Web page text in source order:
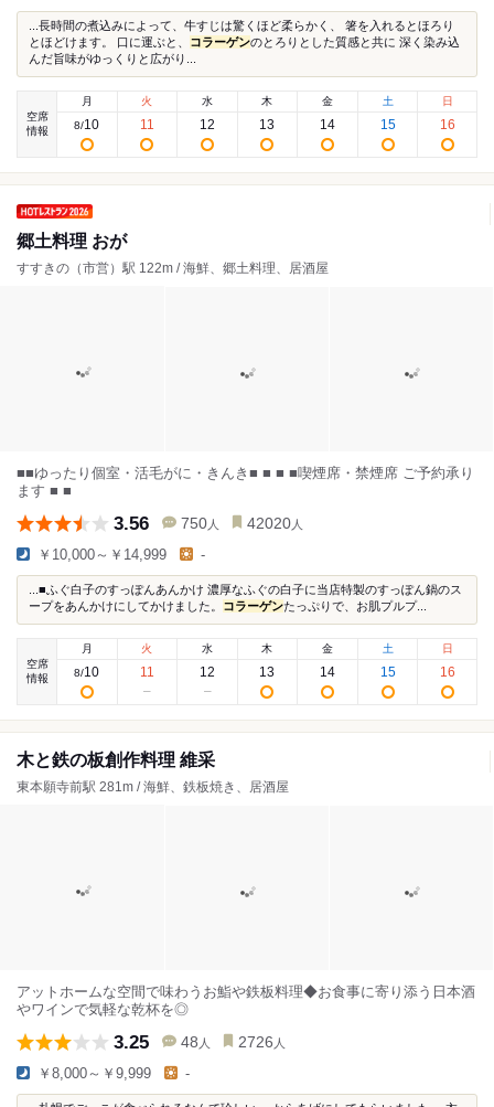
...長時間の煮込みによって、牛すじは驚くほど柔らかく、 箸を入れるとほろり
とほどけます。 口に運ぶと、 コラーゲンのとろりとした質感と共に 深く染み込
んだ旨味がゆっくりと広がり...
空席
情報
月
8/10
火
11
水
12
木
13
金
14
土
15
日
16
郷土料理 おが
すすきの（市営）駅 122m / 海鮮、郷土料理、居酒屋
■■ゆったり個室・活毛がに・きんき■ ■ ■ ■喫煙席・禁煙席 ご予約承り
ます ■ ■
3.56 750 人 42020 人
￥10,000～￥14,999 -
...■ふぐ白子のすっぽんあんかけ 濃厚なふぐの白子に当店特製のすっぽん鍋のス
ープをあんかけにしてかけました。 コラーゲンたっぷりで、お肌プルプ...
空席
情報
月
8/10
火
11
水
12
木
13
金
14
土
15
日
16
木と鉄の板創作料理 維采
東本願寺前駅 281m / 海鮮、鉄板焼き、居酒屋
アットホームな空間で味わうお鮨や鉄板料理◆お食事に寄り添う日本酒
やワインで気軽な乾杯を◎
3.25 48 人 2726 人
￥8,000～￥9,999 -